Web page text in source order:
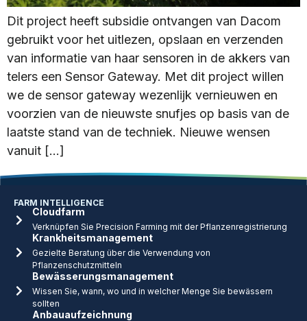
Dit project heeft subsidie ontvangen van Dacom
gebruikt voor het uitlezen, opslaan en verzenden
van informatie van haar sensoren in de akkers van
telers een Sensor Gateway. Met dit project willen
we de sensor gateway wezenlijk vernieuwen en
voorzien van de nieuwste snufjes op basis van de
laatste stand van de techniek. Nieuwe wensen
vanuit […]
FARM INTELLIGENCE
Cloudfarm
Verknüpfen Sie Precision Farming mit der Pflanzenregistrierung
Krankheitsmanagement
Gezielte Beratung über die Verwendung von
Pflanzenschutzmitteln
Bewässerungsmanagement
Wissen Sie, wann, wo und in welcher Menge Sie bewässern
sollten
Anbauaufzeichnung